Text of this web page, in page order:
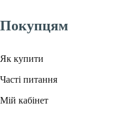
Покупцям
Як купити
Часті питання
Мій кабінет